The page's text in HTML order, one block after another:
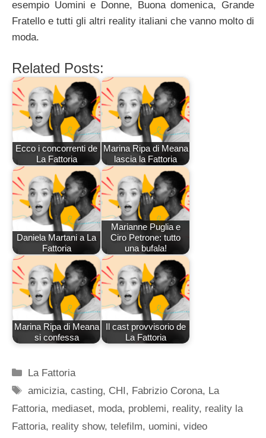
esempio Uomini e Donne, Buona domenica, Grande
Fratello e tutti gli altri reality italiani che vanno molto di
moda.
Related Posts:
Ecco i concorrenti de
La Fattoria
Marina Ripa di Meana
lascia la Fattoria
Daniela Martani a La
Fattoria
Marianne Puglia e
Ciro Petrone: tutto
una bufala!
Marina Ripa di Meana
si confessa
Il cast provvisorio de
La Fattoria
Categorie
La Fattoria
Tag
amicizia,casting, CHI , Fabrizio Corona, La
Fattoria, mediaset, moda, problemi, reality, reality la
Fattoria, reality show, telefilm, uomini, video